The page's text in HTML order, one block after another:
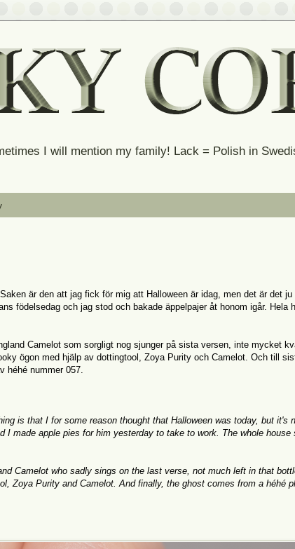
I will mention my family! Lack = Polish in
är den att jag fick för mig att Halloween är idag, men det är det
födelsedag och jag stod och bakade äppelpajer åt honom igår. Hela
Camelot som sorgligt nog sjunger på sista versen, inte mycket
ögon med hjälp av dottingtool, Zoya Purity och Camelot. Och till
héhé nummer 057.
is that I for some reason thought that Halloween was today, but it's
I made apple pies for him yesterday to take to work. The whole house
Camelot who sadly sings on the last verse, not much left in that
Zoya Purity and Camelot. And finally, the ghost comes from a héhé